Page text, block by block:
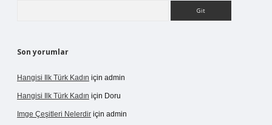
Son yorumlar
Hangisi Ilk Türk Kadın için admin
Hangisi Ilk Türk Kadın için Doru
Imge Çeşitleri Nelerdir için admin